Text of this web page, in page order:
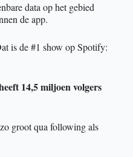
data op het gebied
de app.
is de #1 show op Spotify:
14,5 miljoen volgers
groot qua following als